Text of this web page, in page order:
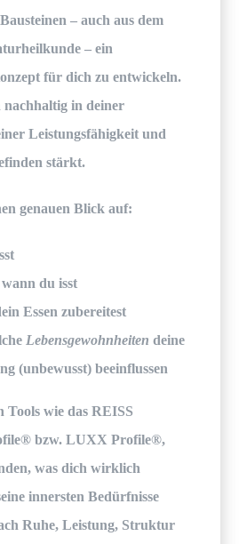
– auch aus dem
– ein
für dich zu entwickeln.
nachhaltig in deiner
Leistungsfähigkeit und
stärkt.
genauen Blick auf:
du isst
Essen zubereitest
Lebensgewohnheiten deine
(unbewusst) beeinflussen
Tools wie das REISS
bzw. LUXX Profile®,
was dich wirklich
innersten Bedürfnisse
Ruhe, Leistung, Struktur